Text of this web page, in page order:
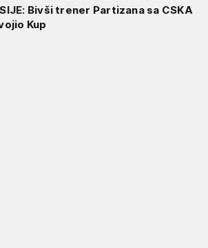
Bivši trener Partizana sa CSKA
Kup